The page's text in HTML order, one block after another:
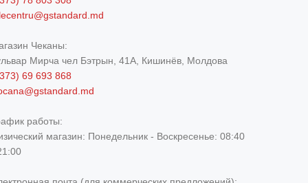
Чеканы:
Мирча чел Бэтрын, 41A, Кишинёв, Молдова
69 693 868
работы:
магазин: Понедельник - Воскресенье: 08:40